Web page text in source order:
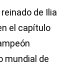
de Ilia
el capítulo
mundial de